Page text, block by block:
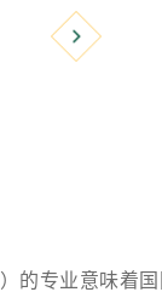
的专业意味着